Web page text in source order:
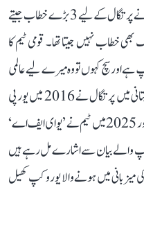
کامیابیوں کا بھی ذکر کیا۔ انہوں نے کہا کہ میں نے پرتگال کے لیے 3 بڑے خطاب جیتے
خطاب نہیں جیتا تھا۔ قومی ٹیم کا
چمپئن شپ ہے اور سچ کہوں تو وہ میرے لیے عالمی
کپ جیتنے جیسی بڑی کامیابی ہے۔ رونالڈو کی کپتانی میں پرتگال نے 2016 میں یورپی
چمپئن شپ جیتی تھی۔ اس کے علاوہ 2019 اور 2025 میں ٹیم نے ’یو ای ایف اے‘
کپ والے بیان سے اشارے مل رہے ہیں
کی میزبانی میں ہونے والا یورو کپ کھیل